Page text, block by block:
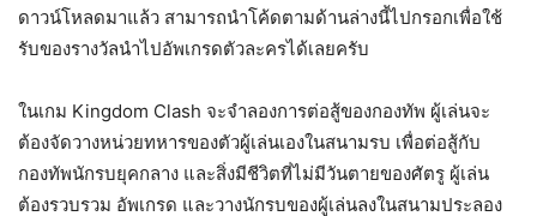
ดาวน์โหลดมาแล้ว สามารถนำโค้ดตามด้านล่างนี้ไปกรอกเพื่อใช้
รับของรางวัลนำไปอัพเกรดตัวละครได้เลยครับ
ในเกม Kingdom Clash จะจำลองการต่อสู้ของกองทัพ ผู้เล่นจะ
ต้องจัดวางหน่วยทหารของตัวผู้เล่นเองในสนามรบ เพื่อต่อสู้กับ
กองทัพนักรบยุคกลาง และสิ่งมีชีวิตที่ไม่มีวันตายของศัตรู ผู้เล่น
ต้องรวบรวม อัพเกรด และวางนักรบของผู้เล่นลงในสนามประลอง